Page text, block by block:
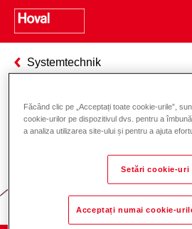
Systemtechnik
Responsabilitate
mediu
Făcând clic pe „Acceptați toate cookie-urile”,
cookie-urilor pe dispozitivul dvs. pentru a
a analiza utilizarea site-ului și pentru a ajuta
Setări cookie-uri
Acceptați numai cookie-